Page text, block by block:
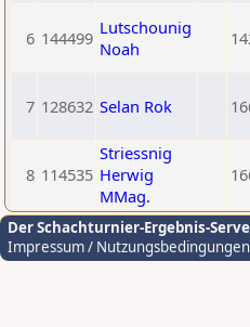
6 144499 Lutschounig
Noah
7 128632 Selan Rok
8 114535
Striessnig
Herwig
MMag.
Der Schachturnier-Ergebnis-
Impressum / Nutzungsbedingungen